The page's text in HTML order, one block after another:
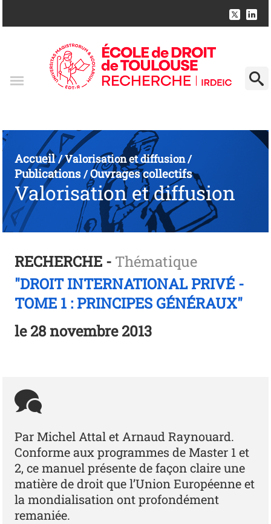
Accueil/Valorisation et diffusion/
Publications/Ouvrages collectifs
Valorisation et diffusion
RECHERCHE - Thématique
"DROIT INTERNATIONAL PRIVÉ -
TOME 1 : PRINCIPES GÉNÉRAUX"
le28 novembre 2013
Par Michel Attal et Arnaud Raynouard.
Conforme aux programmes de Master 1 et
2, ce manuel présente de façon claire une
matière de droit que l’Union Européenne et
la mondialisation ont profondément
remaniée.